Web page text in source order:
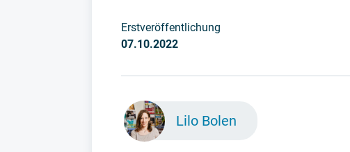
Erstveröffentlichung
07.10.2022
Lilo Bolen